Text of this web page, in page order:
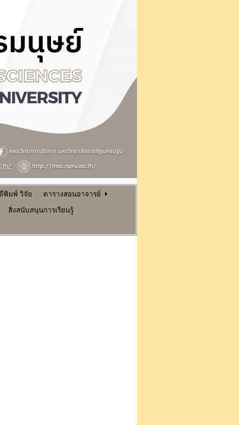
พิมพ์ วิจัย
ตารางสอนอาจารย์
สิ่งสนับสนุนการเรียนรู้